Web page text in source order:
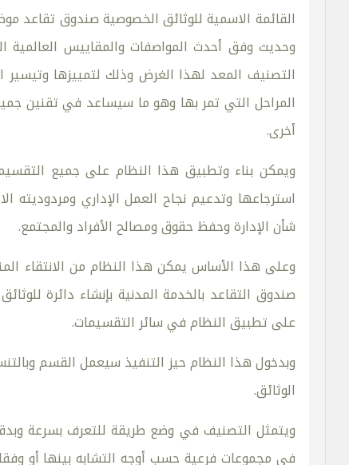
القائمة الاسمية للوثائق الخصوصية صندوق تقاعد
وحديث وفق أحدث المواصفات والمقاييس
التصنيف المعد لهذا الغرض وذلك لتمييزها وتيسير
المراحل التي تمر بها وهو ما سيساعد في تقنين
أخرى.
ويمكن بناء وتطبيق هذا النظام على جميع
استرجاعها وتدعيم نجاح العمل الإداري
شأن الإدارة وحفظ حقوق ومصالح الأفراد والمجتمع.
وعلى هذا الأساس يمكن هذا النظام من الانتقاء
على تطبيق النظام في سائر التقسيمات.
وبدخول هذا النظام حيز التنفيذ سيعمل القسم
الوثائق.
ويتمثل التصنيف في وضع طريقة للتعرف بسرعة
في مجموعات فرعية حسب أوجه التشابه بينها أو